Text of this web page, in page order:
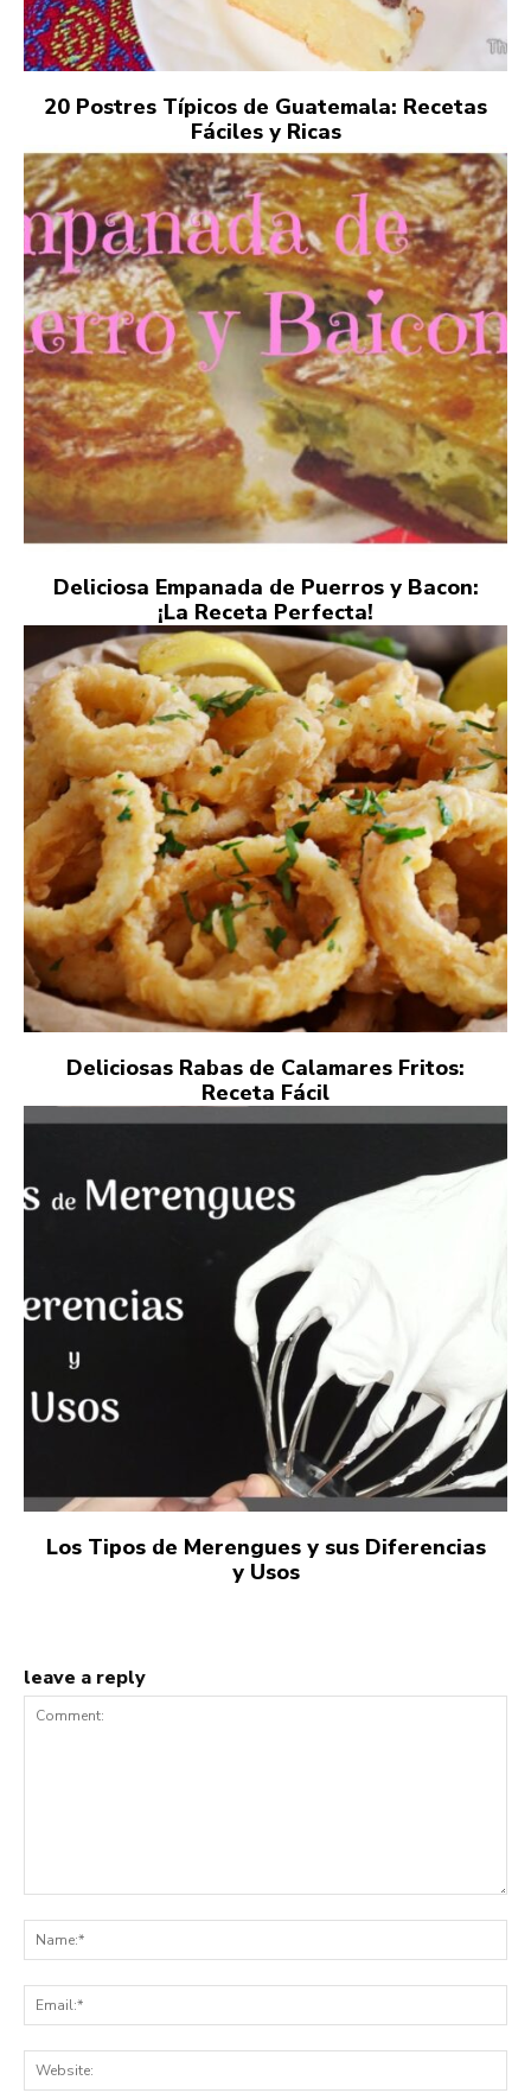
20 Postres Típicos de Guatemala: Recetas
Fáciles y Ricas
Deliciosa Empanada de Puerros y Bacon:
¡La Receta Perfecta!
Deliciosas Rabas de Calamares Fritos:
Receta Fácil
Los Tipos de Merengues y sus Diferencias
y Usos
leave a reply